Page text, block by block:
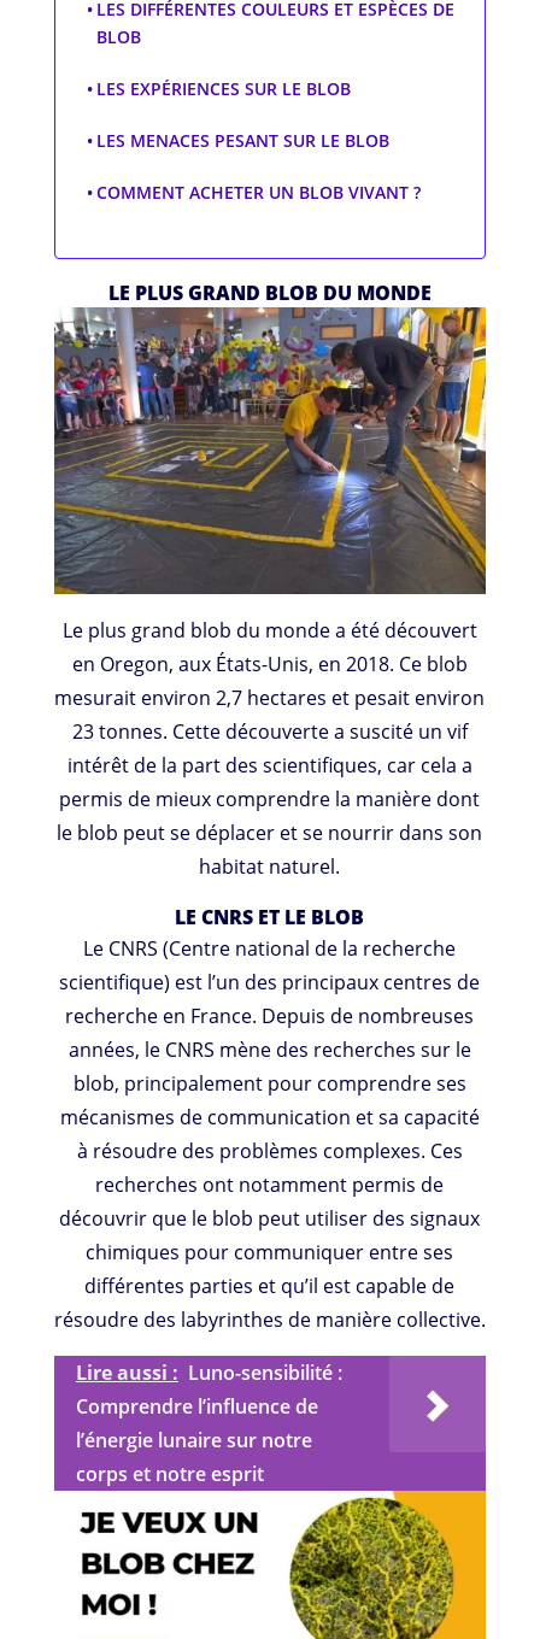
LES DIFFÉRENTES COULEURS ET ESPÈCES DE
BLOB
LES EXPÉRIENCES SUR LE BLOB
LES MENACES PESANT SUR LE BLOB
COMMENT ACHETER UN BLOB VIVANT ?
LE PLUS GRAND BLOB DU MONDE
Le plus grand blob du monde a été découvert
en Oregon, aux États-Unis, en 2018. Ce blob
mesurait environ 2,7 hectares et pesait environ
23 tonnes. Cette découverte a suscité un vif
intérêt de la part des scientifiques, car cela a
permis de mieux comprendre la manière dont
le blob peut se déplacer et se nourrir dans son
habitat naturel.
LE CNRS ET LE BLOB
Le CNRS (Centre national de la recherche
scientifique) est l’un des principaux centres de
recherche en France. Depuis de nombreuses
années, le CNRS mène des recherches sur le
blob, principalement pour comprendre ses
mécanismes de communication et sa capacité
à résoudre des problèmes complexes. Ces
recherches ont notamment permis de
découvrir que le blob peut utiliser des signaux
chimiques pour communiquer entre ses
différentes parties et qu’il est capable de
résoudre des labyrinthes de manière collective.
Lire aussi : Luno-sensibilité :
Comprendre l’influence de
l’énergie lunaire sur notre
corps et notre esprit